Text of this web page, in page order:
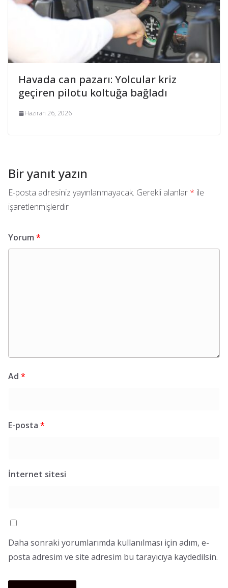
Havada can pazarı: Yolcular kriz
geçiren pilotu koltuğa bağladı
Haziran 26, 2026
Bir yanıt yazın
E-posta adresiniz yayınlanmayacak. Gerekli alanlar * ile
işaretlenmişlerdir
Yorum *
Ad *
E-posta *
İnternet sitesi
Daha sonraki yorumlarımda kullanılması için adım, e-
posta adresim ve site adresim bu tarayıcıya kaydedilsin.